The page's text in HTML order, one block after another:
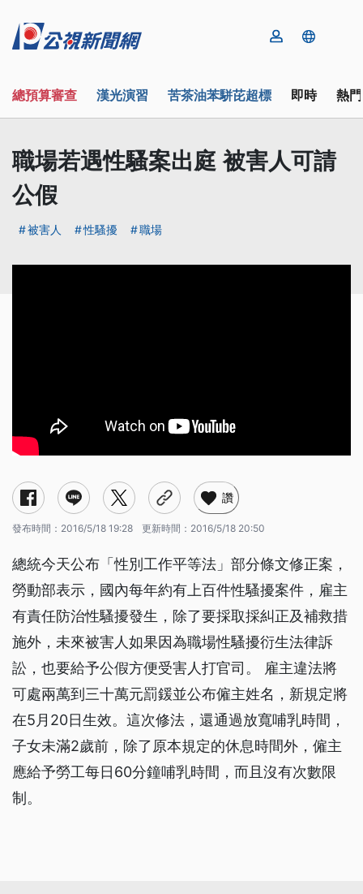
總預算審查 漢光演習 苦茶油苯駢芘超標 即時 熱
職場若遇性騷案出庭 被害人可請
公假
被害人 性騷擾 職場
讚
發布時間： 2016/5/18 19:28 更新時間： 2016/5/18 20:50
總統今天公布「性別工作平等法」部分條文修正案，
勞動部表示，國內每年約有上百件性騷擾案件，雇主
有責任防治性騷擾發生，除了要採取採糾正及補救措
施外，未來被害人如果因為職場性騷擾衍生法律訴
訟，也要給予公假方便受害人打官司。 雇主違法將
可處兩萬到三十萬元罰鍰並公布僱主姓名，新規定將
在5月20日生效。這次修法，還通過放寬哺乳時間，
子女未滿2歲前，除了原本規定的休息時間外，僱主
應給予勞工每日60分鐘哺乳時間，而且沒有次數限
制。